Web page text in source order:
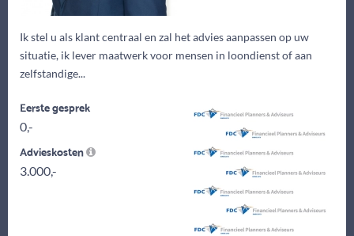
Ik stel u als klant centraal en zal het advies aanpassen op uw
situatie, ik lever maatwerk voor mensen in loondienst of aan
zelfstandige...
Eerste gesprek
0,-
Advieskosten
3.000,-